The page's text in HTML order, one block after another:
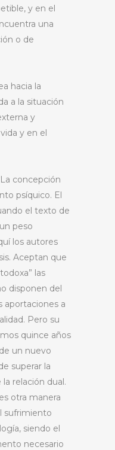
y en el
una
o de
hacia la
a la situación
y
y en el
concepción
psíquico. El
el texto de
peso
los autores
Aceptan que
las
disponen del
aportaciones a
Pero su
quince años
un nuevo
superar la
relación dual.
otra manera
sufrimiento
siendo el
necesario